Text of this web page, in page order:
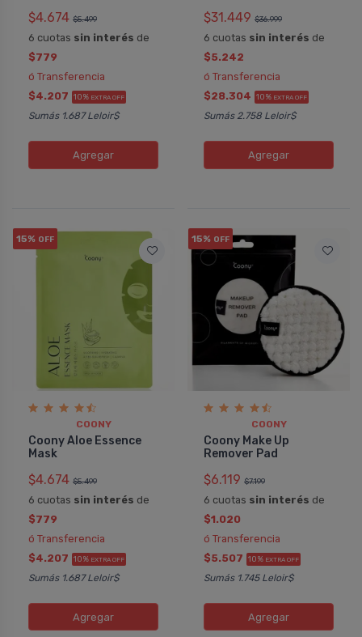
$4.674 $5.499
6 cuotas sin interés de
$779
ó Transferencia
$4.207 10% EXTRA OFF
Sumás 1.687 Leloir$
Agregar
$31.449 $36.999
6 cuotas sin interés de
$5.242
ó Transferencia
$28.304 10% EXTRA OFF
Sumás 2.758 Leloir$
Agregar
15% OFF
COONY
Coony Aloe Essence
Mask
$4.674 $5.499
6 cuotas sin interés de
$779
ó Transferencia
$4.207 10% EXTRA OFF
Sumás 1.687 Leloir$
Agregar
15% OFF
COONY
Coony Make Up
Remover Pad
$6.119 $7.199
6 cuotas sin interés de
$1.020
ó Transferencia
$5.507 10% EXTRA OFF
Sumás 1.745 Leloir$
Agregar